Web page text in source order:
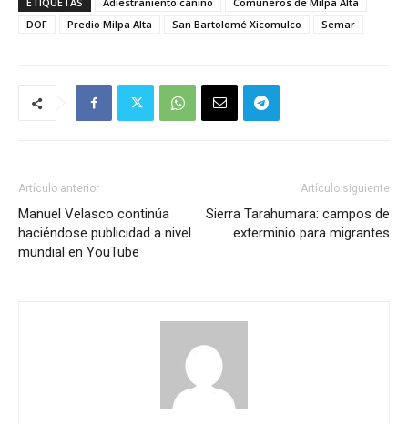
DOF
Predio Milpa Alta San Bartolomé Xicomulco Semar
Artículo anterior
Manuel Velasco continúa
haciéndose publicidad a nivel
mundial en YouTube
Artículo siguiente
Sierra Tarahumara: campos de
exterminio para migrantes